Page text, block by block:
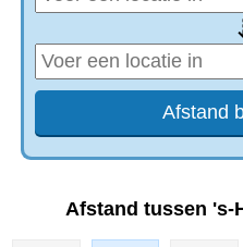
Afstand tussen 's-